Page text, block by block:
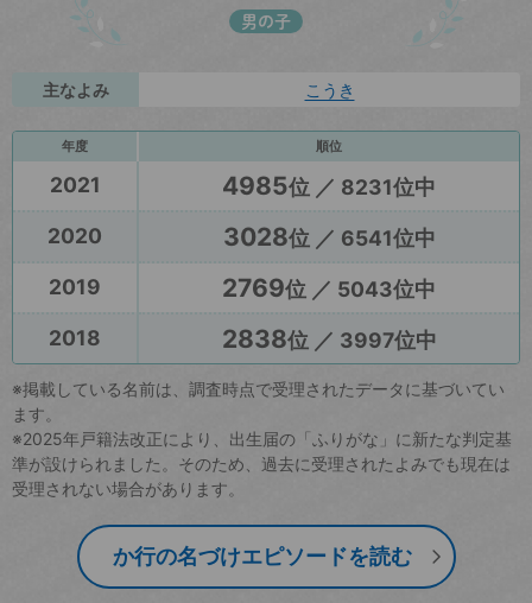
男の子
主なよみ こうき
年度 順位
2021 4985位 ／ 8231位中
2020
3028位 ／ 6541位中
2019
2769位 ／ 5043位中
2018
2838位 ／ 3997位中
※掲載している名前は、調査時点で受理されたデータに基づいてい
ます。
※2025年戸籍法改正により、出生届の「ふりがな」に新たな判定基
準が設けられました。そのため、過去に受理されたよみでも現在は
受理されない場合があります。
か行の名づけエピソードを読む